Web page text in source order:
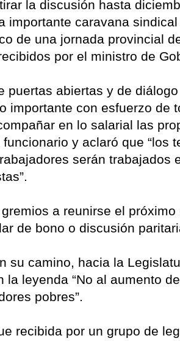
la discusión hasta
importante caravana
de una jornada provincial
por el ministro de
puertas abiertas y de
importante con esfuerzo de
en lo salarial las
y aclaró que “los
serán trabajados
a reunirse el
de bono o discusión
su camino, hacia la
la leyenda “No al aumento
pobres”.
recibida por un grupo de